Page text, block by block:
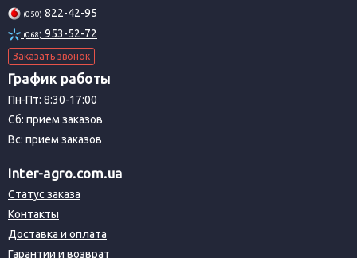
(050) 822-42-95
(068) 953-52-72
Заказать звонок
График работы
Пн-Пт: 8:30-17:00
Сб: прием заказов
Вс: прием заказов
Inter-agro.com.ua
Статус заказа
Контакты
Доставка и оплата
Гарантии и возврат